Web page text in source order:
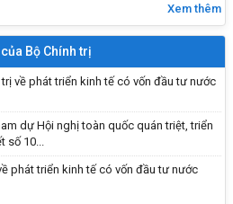
Xem thêm
Bộ Chính trị
về phát triển kinh tế có vốn đầu tư nước
dự Hội nghị toàn quốc quán triệt, triển
10...
phát triển kinh tế có vốn đầu tư nước